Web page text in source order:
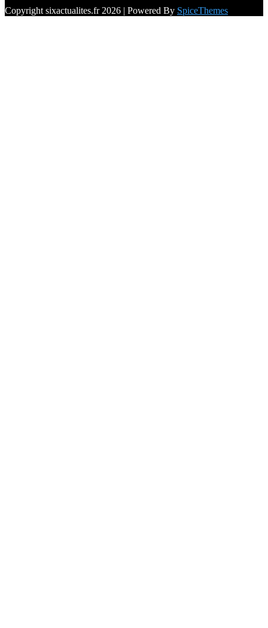
Copyright sixactualites.fr 2026 | Powered By SpiceThemes